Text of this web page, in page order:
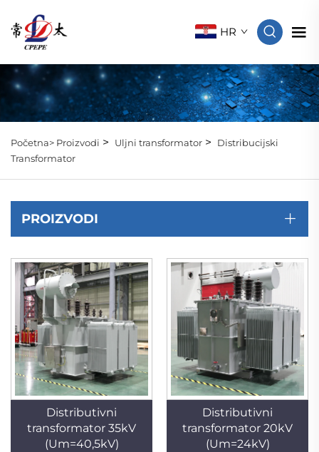
HR
Početna> Proizvodi > Uljni transformator >
Distribucijski
Transformator
PROIZVODI
Distributivni
transformator 35kV
(Um=40,5kV)
Distributivni
transformator 20kV
(Um=24kV)